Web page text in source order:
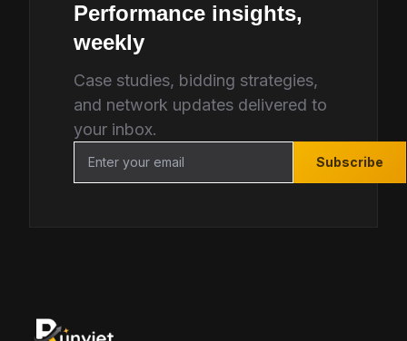
Performance insights,
weekly
Case studies, bidding strategies,
and network updates delivered to
your inbox.
Subscribe